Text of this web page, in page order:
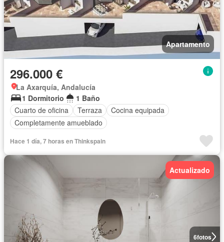
Apartamento
296.000 €
La Axarquía, Andalucía
1 Dormitorio
1 Baño
Cuarto de oficina
Terraza
Cocina equipada
Completamente amueblado
Hace 1 día, 7 horas en Thinkspain
6fotos
Actualizado